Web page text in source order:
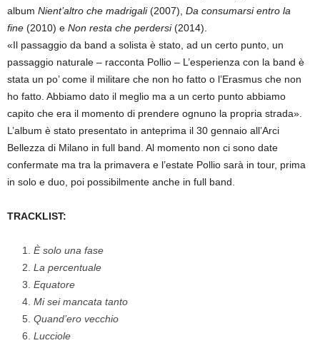
album Nient’altro che madrigali(2007), Da consumarsi entro la
fine (2010) e Non resta che perdersi(2014).
«Il passaggio da band a solista è stato, ad un certo punto, un
passaggio naturale – racconta Pollio – L’esperienza con la band è
stata un po’ come il militare che non ho fatto o l’Erasmus che non
ho fatto. Abbiamo dato il meglio ma a un certo punto abbiamo
capito che era il momento di prendere ognuno la propria strada».
L’album è stato presentato in anteprima il 30 gennaio all’Arci
Bellezza di Milano in full band. Al momento non ci sono date
confermate ma tra la primavera e l’estate Pollio sarà in tour, prima
in solo e duo, poi possibilmente anche in full band.
TRACKLIST:
È solo una fase
La percentuale
Equatore
Mi sei mancata tanto
Quand’ero vecchio
Lucciole